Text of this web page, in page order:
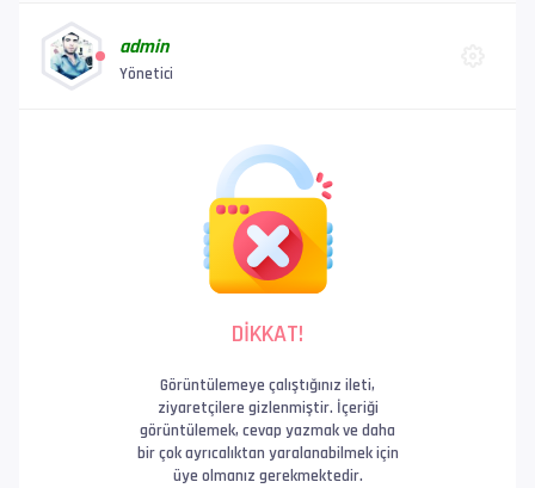
admin
Yönetici
DİKKAT!
Görüntülemeye çalıştığınız ileti,
ziyaretçilere gizlenmiştir. İçeriği
görüntülemek, cevap yazmak ve daha
bir çok ayrıcalıktan yaralanabilmek için
üye olmanız gerekmektedir.